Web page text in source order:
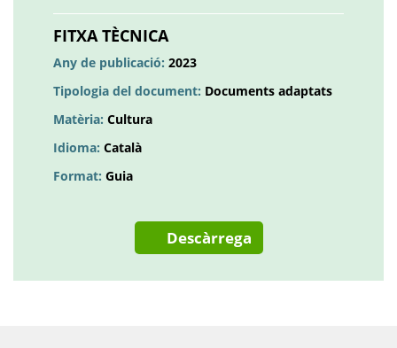
FITXA TÈCNICA
Any de publicació: 2023
Tipologia del document: Documents adaptats
Matèria: Cultura
Idioma: Català
Format: Guia
Descàrrega